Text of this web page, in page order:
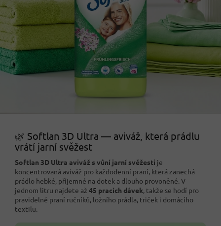
🌿 Softlan 3D Ultra — aviváž, která prádlu
vrátí jarní svěžest
Softlan 3D Ultra aviváž s vůní jarní svěžesti je
koncentrovaná aviváž pro každodenní praní, která zanechá
prádlo hebké, příjemné na dotek a dlouho provoněné. V
jednom litru najdete až 45 pracích dávek, takže se hodí pro
pravidelné praní ručníků, ložního prádla, triček i domácího
textilu.